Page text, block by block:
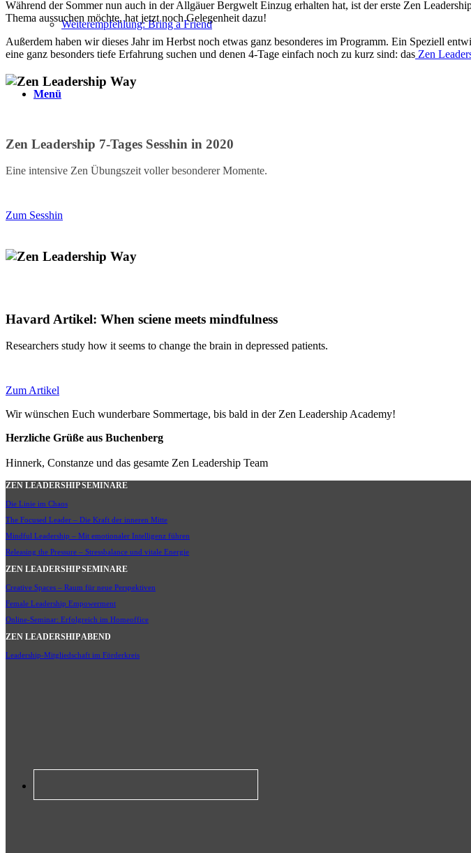
Weiterempfehlung: Bring a Friend
Menü
Während der Sommer nun auch in der Allgäuer Bergwelt Einzug erhalten hat, ist der erste Zen
Thema aussuchen möchte, hat jetzt noch Gelegenheit dazu!
Außerdem haben wir dieses Jahr im Herbst noch etwas ganz besonderes im Programm. Ein Speziell
eine ganz besonders tiefe Erfahrung suchen und denen 4-Tage einfach noch zu kurz sind: das Zen
Zen Leadership 7-Tages Sesshin in 2020
Eine intensive Zen Übungszeit voller besonderer Momente.
Zum Sesshin
Havard Artikel: When sciene meets mindfulness
Researchers study how it seems to change the brain in depressed patients.
Zum Artikel
Wir wünschen Euch wunderbare Sommertage, bis bald in der Zen Leadership Academy!
Herzliche Grüße aus Buchenberg
Hinnerk, Constanze und das gesamte Zen Leadership Team
ZEN LEADERSHIP SEMINARE
Die Linie im Chaos
The Focused Leader – Die Kraft der inneren Mitte
Mindful Leadership – Mit emotionaler Intelligenz führen
Releasing the Pressure – Stressbalance und vitale Energie
ZEN LEADERSHIP SEMINARE
Creative Spaces – Raum für neue Perspektiven
Female Leadership Empowerment
Online-Seminar: Erfolgreich im Homeoffice
ZEN LEADERSHIP ABEND
Leadership-Mitgliedschaft im Förderkreis